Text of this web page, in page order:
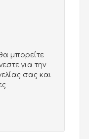
μπορείτε
για την
σας και